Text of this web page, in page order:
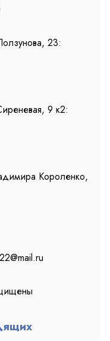
23:
9 к2:
Короленко,